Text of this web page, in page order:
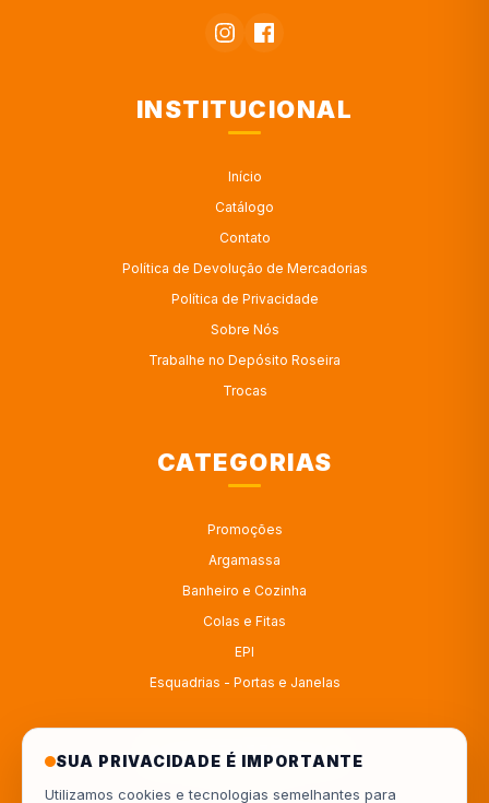
INSTITUCIONAL
Início
Catálogo
Contato
Política de Devolução de Mercadorias
Política de Privacidade
Sobre Nós
Trabalhe no Depósito Roseira
Trocas
CATEGORIAS
Promoções
Argamassa
Banheiro e Cozinha
Colas e Fitas
EPI
Esquadrias - Portas e Janelas
ATENDIMENTO
SUA PRIVACIDADE É IMPORTANTE
Utilizamos cookies e tecnologias semelhantes para